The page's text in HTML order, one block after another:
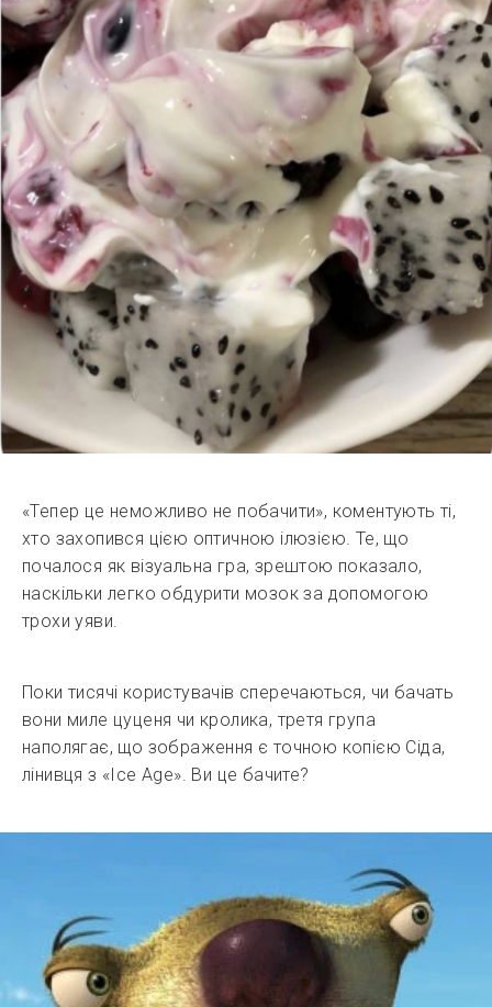
«Тепер це неможливо не побачити», коментують ті,
хто захопився цією оптичною ілюзією. Те, що
почалося як візуальна гра, зрештою показало,
наскільки легко обдурити мозок за допомогою
трохи уяви.
Поки тисячі користувачів сперечаються, чи бачать
вони миле цуценя чи кролика, третя група
наполягає, що зображення є точною копією Сіда,
лінивця з «Ice Age». Ви це бачите?